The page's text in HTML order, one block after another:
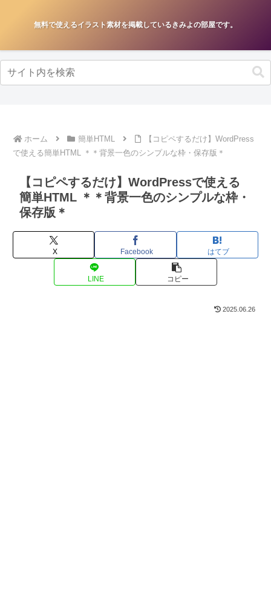
無料で使えるイラスト素材を掲載しているきみよの部屋です。
ホーム 簡単HTML
【コピペするだけ】WordPress
で使える簡単HTML ＊＊背景一色のシンプルな枠・保存版＊
【コピペするだけ】WordPressで使える
簡単HTML ＊＊背景一色のシンプルな枠・
保存版＊
X Facebook はてブ
LINE コピー
2025.06.26